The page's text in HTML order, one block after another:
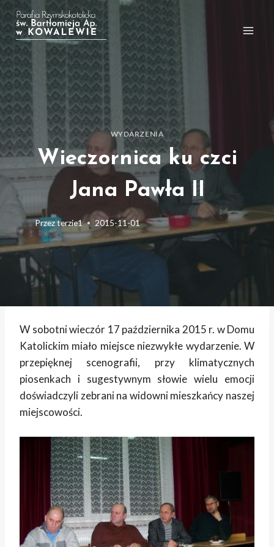
Przejdź
do
treści
WYDARZENIA
Wieczornica ku czci
Jana Pawła II
Przezterzie1 2015-11-01
W sobotni wieczór 17 października 2015 r. w Domu
Katolickim miało miejsce niezwykłe wydarzenie. W
przepięknej scenografii, przy klimatycznych
piosenkach i sugestywnym słowie wielu emocji
doświadczyli zebrani na widowni mieszkańcy naszej
miejscowości.